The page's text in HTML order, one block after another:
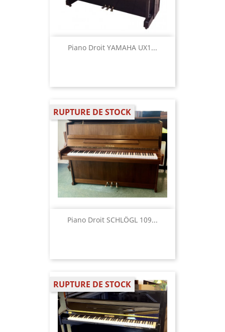
Piano Droit YAMAHA UX1...
Piano Droit SCHLÖGL 109...
RUPTURE DE STOCK
RUPTURE DE STOCK